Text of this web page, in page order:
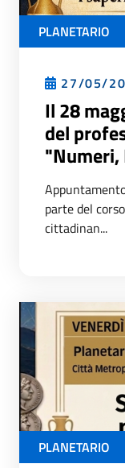
PLANETARIO
27/05/
Il 28
del
parte del
cittadinan...
PLANETARIO